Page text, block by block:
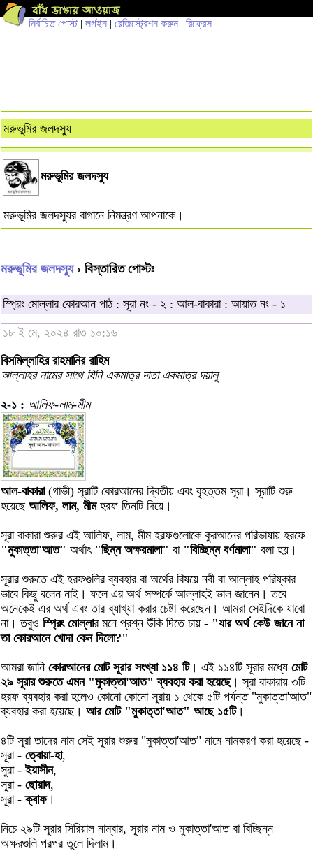
নির্বাচিত পোস্ট| লগইন | রেজিস্ট্রেশন করুন | রিফ্রেস
মরুভূমির জলদস্যু
মরুভূমির জলদস্যু
মরুভূমির জলদস্যুর বাগানে নিমন্ত্রণ আপনাকে।
মরুভূমির জলদস্যু› বিস্তারিত পোস্টঃ
স্প্রিং মোল্লার কোরআন পাঠ : সূরা নং - ২ : আল-বাকারা : আয়াত নং - ১
১৮ ই মে, ২০২৪ রাত ১০:১৬
বিসমিল্লাহির রাহমানির রাহিম
আল্লাহর নামের সাথে যিনি একমাত্র দাতা একমাত্র দয়ালু
২-১ : আলিফ-লাম-মীম
আল-বাকারা(গাভী) সূরাটি কোরআনের দ্বিতীয় এবং বৃহত্তম সূরা। সূরাটি শুরু
হয়েছে আলিফ, লাম, মীমহরফ তিনটি দিয়ে।
সূরা বাকারা শুরুর এই আলিফ, লাম, মীম হরফগুলোকে কুরআনের পরিভাষায় হরফে
"মুকাত্তা'আত" অর্থাৎ"ছিন্ন অক্ষরমালা" বা "বিচ্ছিন্ন বর্ণমালা" বলা হয়।
সূরার শুরুতে এই হরফগুলির ব্যবহার বা অর্থের বিষয়ে নবী বা আল্লাহ পরিষ্কার
ভাবে কিছু বলেন নাই। ফলে এর অর্থ সম্পর্কে আল্লাহই ভাল জানেন। তবে
অনেকেই এর অর্থ এবং তার ব্যাখ্যা করার চেষ্টা করেছেন। আমরা সেইদিকে যাবো
না। তবুও স্প্রিং মোল্লার মনে প্রশ্ন উঁকি দিতে চায় - "যার অর্থ কেউ জানে না
তা কোরআনে খোদা কেন দিলো?"
আমরা জানি কোরআনের মোট সূরার সংখ্যা ১১৪ টি। এই ১১৪টি সূরার মধ্যে মোট
২৯ সূরার শুরুতে এমন "মুকাত্তা'আত" ব্যবহার করা হয়েছে। সূরা বাকারায় ৩টি
হরফ ব্যবহার করা হলেও কোনো কোনো সূরায় ১ থেকে ৫টি পর্যন্ত "মুকাত্তা'আত"
ব্যবহার করা হয়েছে। আর মোট "মুকাত্তা'আত" আছে ১৫টি।
৪টি সূরা তাদের নাম সেই সূরার শুরুর "মুকাত্তা'আত" নামে নামকরণ করা হয়েছে -
সূরা - ত্বোয়া-হা,
সুরা - ইয়াসীন,
সূরা - ছোয়াদ,
সূরা -ক্বাফ।
নিচে ২৯টি সূরার সিরিয়াল নাম্বার, সূরার নাম ও মুকাত্তা'আত বা বিচ্ছিন্ন
অক্ষরগুলি পরপর তুলে দিলাম।